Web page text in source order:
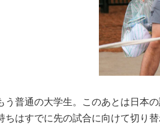
う普通の大学生。このあとは日本
ちはすでに先の試合に向けて切り